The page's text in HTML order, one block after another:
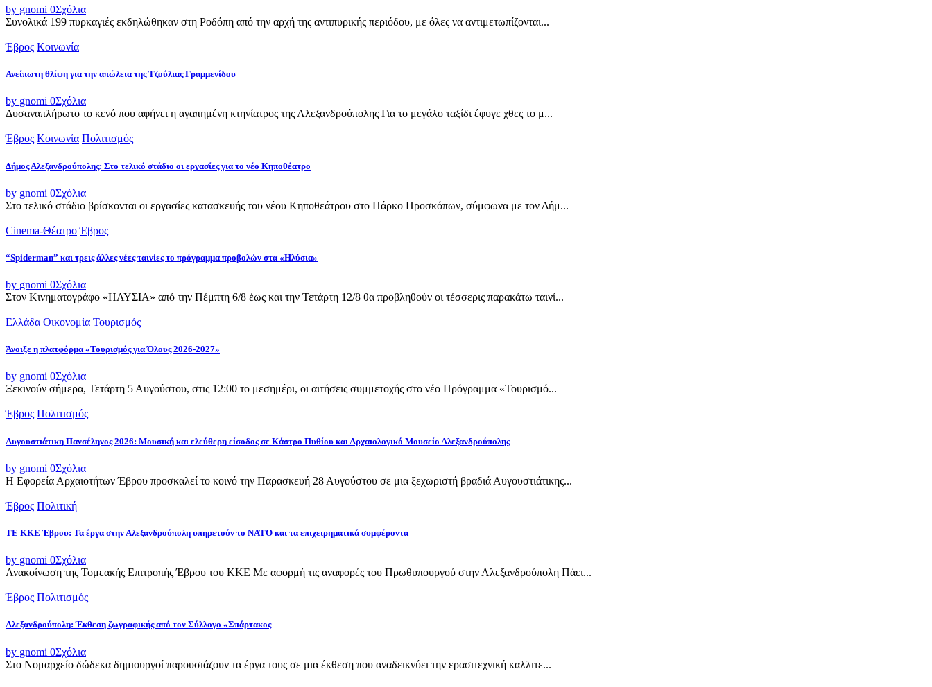
by gnomi 0Σχόλια
Συνολικά 199 πυρκαγιές εκδηλώθηκαν στη Ροδόπη από την αρχή της αντιπυρικής περιόδου, με όλες να αντιμετωπίζονται...
Έβρος Κοινωνία
Ανείπωτη θλίψη για την απώλεια της Τζούλιας Γραμμενίδου
by gnomi 0Σχόλια
Δυσαναπλήρωτο το κενό που αφήνει η αγαπημένη κτηνίατρος της Αλεξανδρούπολης Για το μεγάλο ταξίδι έφυγε χθες το μ...
Έβρος Κοινωνία Πολιτισμός
Δήμος Αλεξανδρούπολης: Στο τελικό στάδιο οι εργασίες για το νέο Κηποθέατρο
by gnomi 0Σχόλια
Στο τελικό στάδιο βρίσκονται οι εργασίες κατασκευής του νέου Κηποθεάτρου στο Πάρκο Προσκόπων, σύμφωνα με τον Δήμ...
Cinema-Θέατρο Έβρος
“Spiderman” και τρεις άλλες νέες ταινίες το πρόγραμμα προβολών στα «Ηλύσια»
by gnomi 0Σχόλια
Στον Κινηματογράφο «ΗΛΥΣΙΑ» από την Πέμπτη 6/8 έως και την Τετάρτη 12/8 θα προβληθούν οι τέσσερις παρακάτω ταινί...
Ελλάδα Οικονομία Τουρισμός
Άνοιξε η πλατφόρμα «Τουρισμός για Όλους 2026-2027»
by gnomi 0Σχόλια
Ξεκινούν σήμερα, Τετάρτη 5 Αυγούστου, στις 12:00 το μεσημέρι, οι αιτήσεις συμμετοχής στο νέο Πρόγραμμα «Τουρισμό...
Έβρος Πολιτισμός
Αυγουστιάτικη Πανσέληνος 2026: Μουσική και ελεύθερη είσοδος σε Κάστρο Πυθίου και Αρχαιολογικό Μουσείο Αλεξανδρούπολης
by gnomi 0Σχόλια
Η Εφορεία Αρχαιοτήτων Έβρου προσκαλεί το κοινό την Παρασκευή 28 Αυγούστου σε μια ξεχωριστή βραδιά Αυγουστιάτικης...
Έβρος Πολιτική
ΤΕ ΚΚΕ Έβρου: Τα έργα στην Αλεξανδρούπολη υπηρετούν το ΝΑΤΟ και τα επιχειρηματικά συμφέροντα
by gnomi 0Σχόλια
Ανακοίνωση της Τομεακής Επιτροπής Έβρου του ΚΚΕ Με αφορμή τις αναφορές του Πρωθυπουργού στην Αλεξανδρούπολη Πάει...
Έβρος Πολιτισμός
Αλεξανδρούπολη: Έκθεση ζωγραφικής από τον Σύλλογο «Σπάρτακος
by gnomi 0Σχόλια
Στο Νομαρχείο δώδεκα δημιουργοί παρουσιάζουν τα έργα τους σε μια έκθεση που αναδεικνύει την ερασιτεχνική καλλιτε...